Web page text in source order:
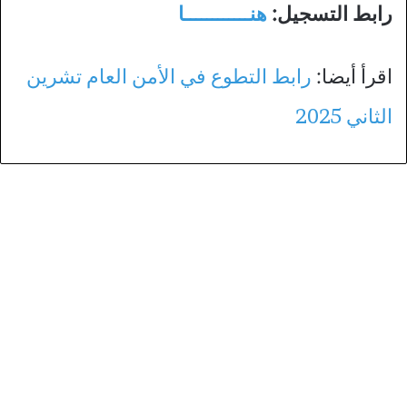
رابط التسجيل: هنــــــــــــا
اقرأ أيضا: رابط التطوع في الأمن العام تشرين
الثاني 2025